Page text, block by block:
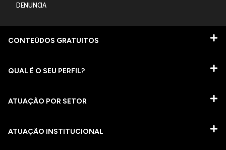
DENUNCIA
CONTEÚDOS GRATUITOS
QUAL É O SEU PERFIL?
ATUAÇÃO POR SETOR
ATUAÇÃO INSTITUCIONAL